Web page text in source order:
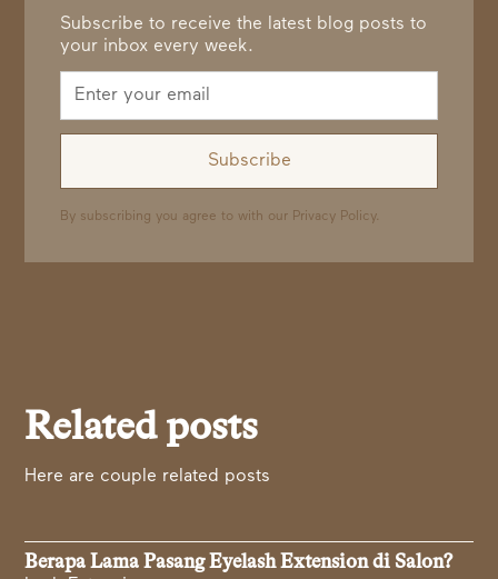
Subscribe to receive the latest blog posts to
your inbox every week.
By subscribing you agree to with our Privacy Policy.
Related posts
Here are couple related posts
Berapa Lama Pasang Eyelash Extension di Salon?